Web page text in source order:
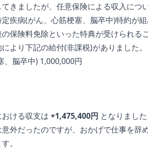
きましたが、任意保険による収入につ
疾病(がん、心筋梗塞、脳卒中)特約が
保険料免除といった特典が受けられる
より下記の給付(非課税)がありました。
、脳卒中) 1,000,000円
ける収支は +1,475,400円 となりました
外だったのですが、おかげで仕事を辞
。